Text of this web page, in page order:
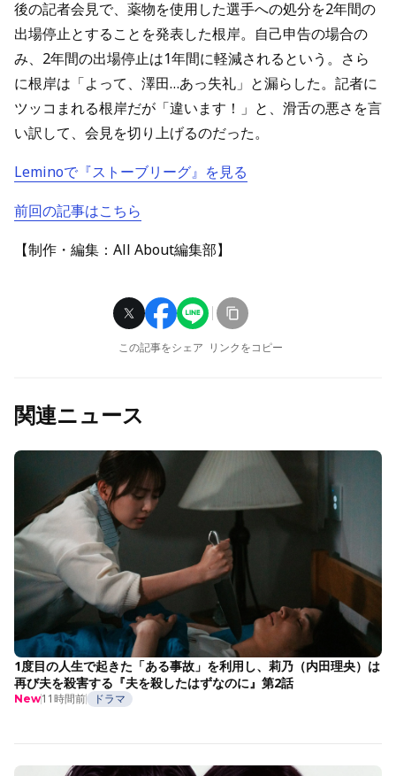
後の記者会見で、薬物を使用した選手への処分を2年間の
出場停止とすることを発表した根岸。自己申告の場合の
み、2年間の出場停止は1年間に軽減されるという。さら
に根岸は「よって、澤田…あっ失礼」と漏らした。記者に
ツッコまれる根岸だが「違います！」と、滑舌の悪さを言
い訳して、会見を切り上げるのだった。
Leminoで『ストーブリーグ』を見る
前回の記事はこちら
【制作・編集：All About編集部】
この記事をシェア リンクをコピー
関連ニュース
1度目の人生で起きた「ある事故」を利用し、莉乃（内田理央）は
再び夫を殺害する『夫を殺したはずなのに』第2話
New11時間前 ドラマ